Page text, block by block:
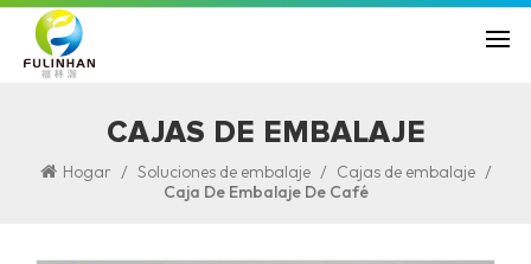
CAJAS DE EMBALAJE
Hogar / Soluciones de embalaje / Cajas de embalaje /
Caja De Embalaje De Café